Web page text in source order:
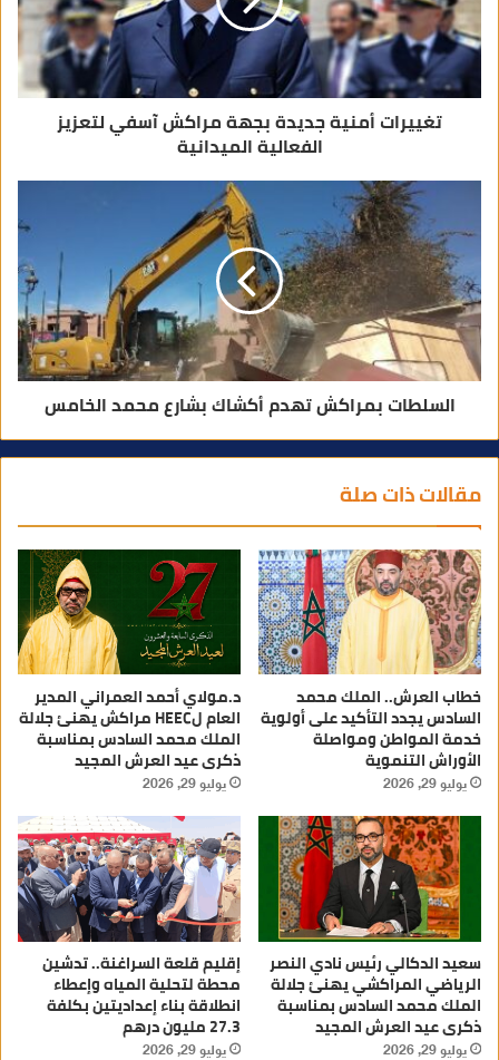
ن
ي
تغييرات أمنية جديدة بجهة مراكش آسفي لتعزيز
الفعالية الميدانية
السلطات بمراكش تهدم أكشاك بشارع محمد الخامس
مقالات ذات صلة
خطاب العرش.. الملك محمد
السادس يجدد التأكيد على أولوية
خدمة المواطن ومواصلة
الأوراش التنموية
يوليو 29, 2026
د.مولاي أحمد العمراني المدير
العام لHEEC مراكش يهنئ جلالة
الملك محمد السادس بمناسبة
ذكرى عيد العرش المجيد
يوليو 29, 2026
سعيد الدكالي رئيس نادي النصر
الرياضي المراكشي يهنئ جلالة
الملك محمد السادس بمناسبة
ذكرى عيد العرش المجيد
يوليو 29, 2026
إقليم قلعة السراغنة.. تدشين
محطة لتحلية المياه وإعطاء
انطلاقة بناء إعداديتين بكلفة
27.3 مليون درهم
يوليو 29, 2026